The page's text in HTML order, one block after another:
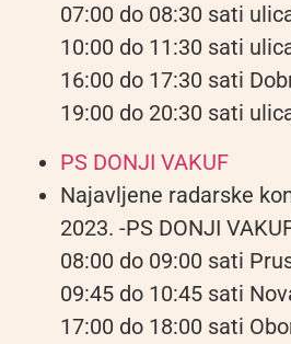
07:00 do 08:30 sati
10:00 do 11:30 sati
16:00 do 17:30 sati
19:00 do 20:30 sati
PS DONJI VAKUF
Najavljene radarske
2023. -PS DONJI
08:00 do 09:00 sati
09:45 do 10:45 sati
17:00 do 18:00 sati